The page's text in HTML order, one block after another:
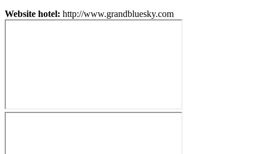
Website hotel: http://www.grandbluesky.com